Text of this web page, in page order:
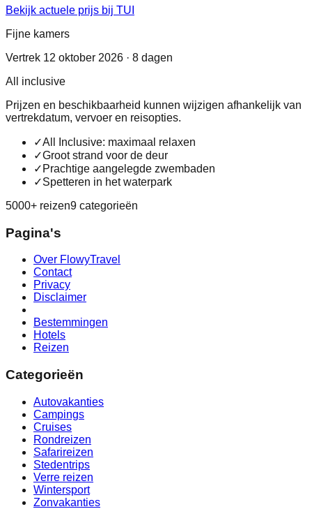
Bekijk actuele prijs bij TUI
Fijne kamers
Vertrek 12 oktober 2026 · 8 dagen
All inclusive
Prijzen en beschikbaarheid kunnen wijzigen afhankelijk van
vertrekdatum, vervoer en reisopties.
✓All Inclusive: maximaal relaxen
✓Groot strand voor de deur
✓ Prachtige aangelegde zwembaden
✓Spetteren in het waterpark
5000+ reizen9 categorieën
Pagina's
Over FlowyTravel
Contact
Privacy
Disclaimer
Bestemmingen
Hotels
Reizen
Categorieën
Autovakanties
Campings
Cruises
Rondreizen
Safarireizen
Stedentrips
Verre reizen
Wintersport
Zonvakanties